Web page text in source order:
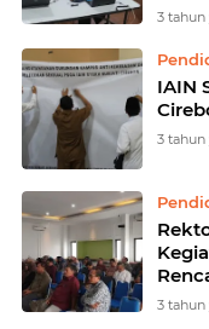
3
IAIN
3
3